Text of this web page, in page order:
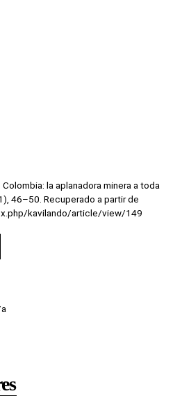
la aplanadora minera a toda
46–50. Recuperado a partir de
kavilando/article/view/149